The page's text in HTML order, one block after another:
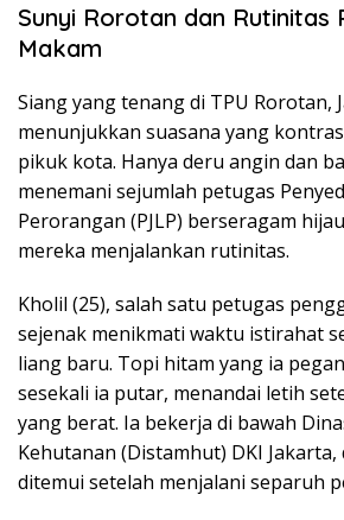
Sunyi Rorotan dan Rutinitas
Makam
Siang yang tenang di TPU Rorotan,
menunjukkan suasana yang
pikuk kota. Hanya deru angin dan
menemani sejumlah petugas
Perorangan (PJLP) berseragam
mereka menjalankan rutinitas.
Kholil (25), salah satu petugas
sejenak menikmati waktu istirahat
liang baru. Topi hitam yang ia
sesekali ia putar, menandai letih
yang berat. Ia bekerja di bawah
Kehutanan (Distamhut) DKI
ditemui setelah menjalani separuh